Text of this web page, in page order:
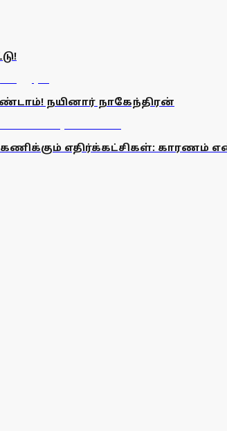
நயினார் நாகேந்திரன்
எதிர்க்கட்சிகள்: காரணம்